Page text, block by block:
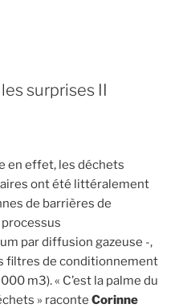
surprises II
en effet, les déchets
ont été littéralement
de barrières de
par diffusion gazeuse -,
filtres de conditionnement
m3). « C’est la palme du
» raconte Corinne